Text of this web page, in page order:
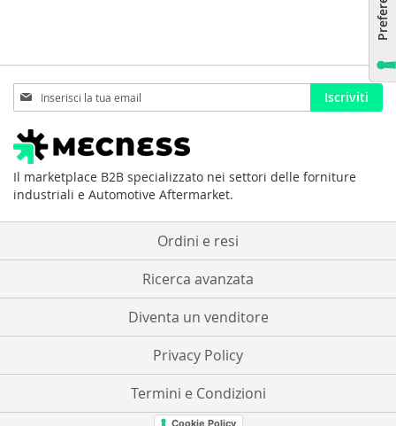
Iscriviti
alla
nostra
Newsletter:
Iscriviti
Il marketplace B2B specializzato nei settori delle forniture
industriali e Automotive Aftermarket.
Ordini e resi
Ricerca avanzata
Diventa un venditore
Privacy Policy
Termini e Condizioni